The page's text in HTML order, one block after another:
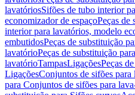
lavatóriosSifões de tubo interior
economizador de espaçoPeças de
interior para lavatórios, modelo
embutidosPeças de substituição
lavatórioPeças de substituição
lavatórioTampasLigaçõesPeças
LigaçõesConjuntos de sifões para
para Conjuntos de sifões para